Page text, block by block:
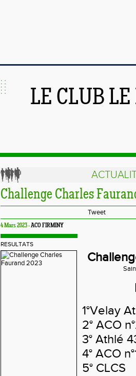
LE CLUB
Challenge Charles
Tweet
4 Mars 2023 -ACO FIRMINY
RESULTATS
1°Velay
2° ACO
3° Athlé
4° ACO
5° CLCS